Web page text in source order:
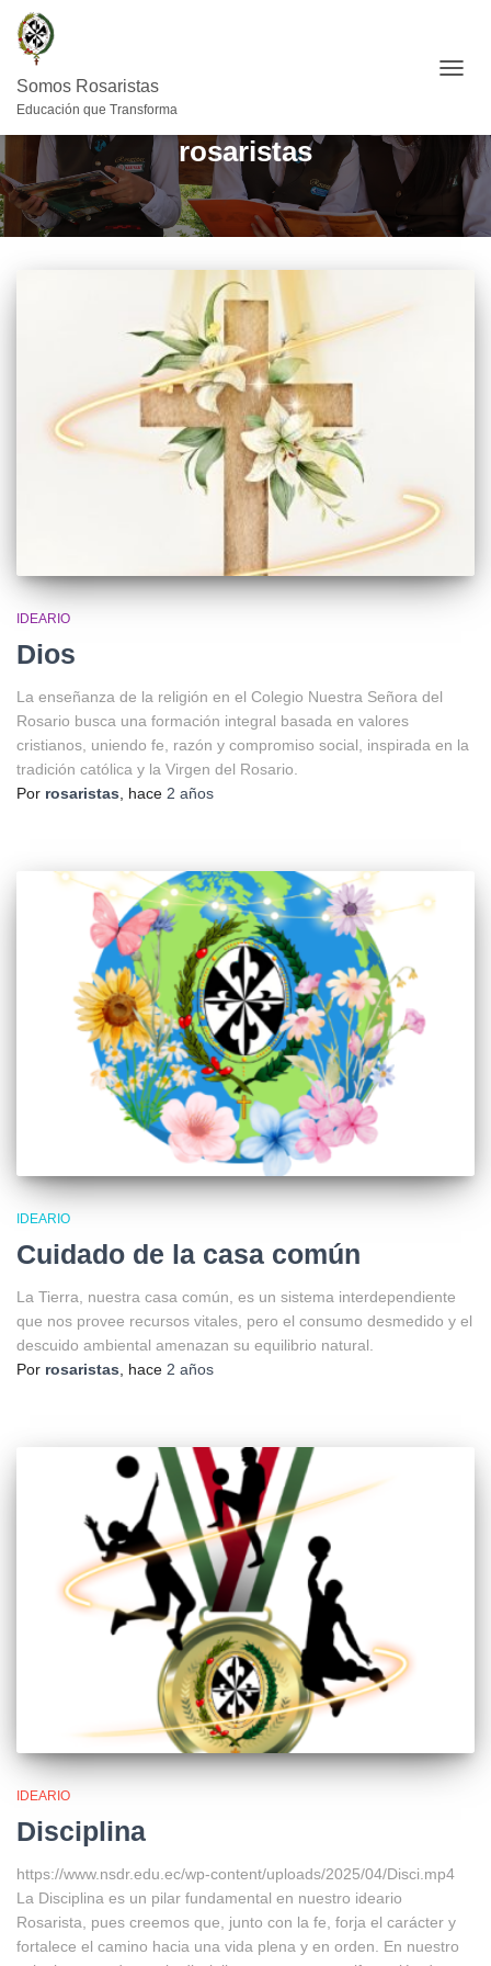
Somos Rosaristas
Educación que Transforma
rosaristas
IDEARIO
Dios
La enseñanza de la religión en el Colegio Nuestra Señora del
Rosario busca una formación integral basada en valores
cristianos, uniendo fe, razón y compromiso social, inspirada en la
tradición católica y la Virgen del Rosario.
Por rosaristas , hace 2 años
IDEARIO
Cuidado de la casa común
La Tierra, nuestra casa común, es un sistema interdependiente
que nos provee recursos vitales, pero el consumo desmedido y el
descuido ambiental amenazan su equilibrio natural.
Por rosaristas, hace 2 años
IDEARIO
Disciplina
https://www.nsdr.edu.ec/wp-content/uploads/2025/04/Disci.mp4
La Disciplina es un pilar fundamental en nuestro ideario
Rosarista, pues creemos que, junto con la fe, forja el carácter y
fortalece el camino hacia una vida plena y en orden. En nuestro